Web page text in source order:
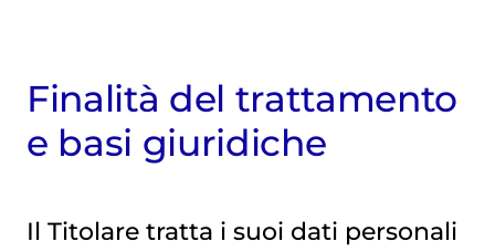
Finalità del trattamento
e basi giuridiche
Il Titolare tratta i suoi dati personali